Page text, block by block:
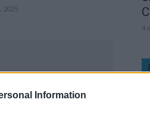
Information
2025
4